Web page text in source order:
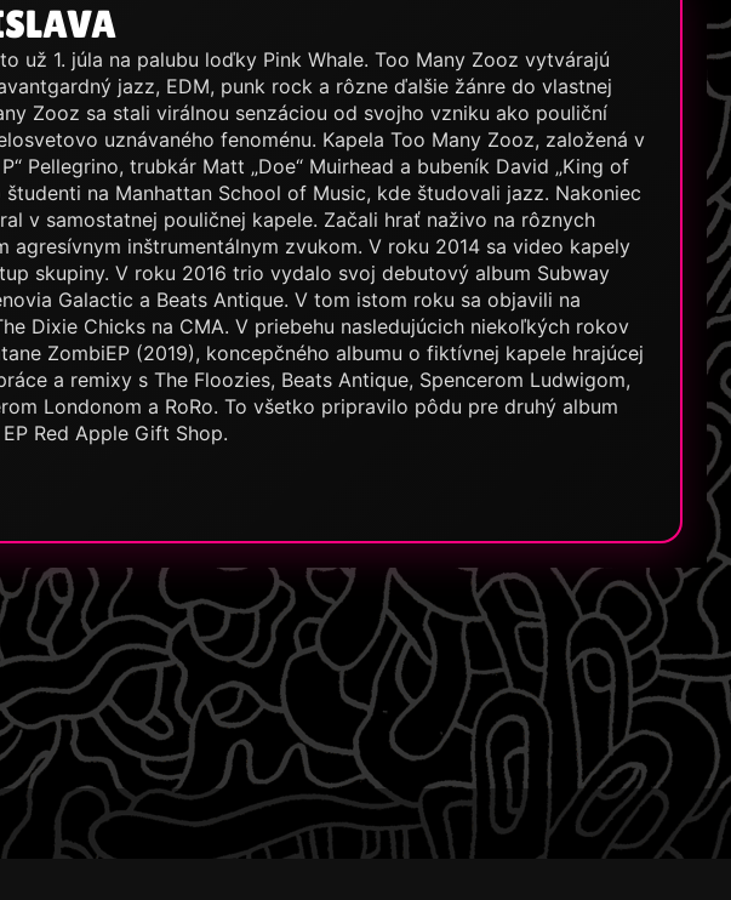
už 1. júla na palubu loďky Pink Whale. Too Many Zooz vytvárajú
jazz, EDM, punk rock a rôzne ďalšie žánre do vlastnej
Zooz sa stali virálnou senzáciou od svojho vzniku ako pouliční
uznávaného fenoménu. Kapela Too Many Zooz, založená v
Pellegrino, trubkár Matt „Doe“ Muirhead a bubeník David „King of
na Manhattan School of Music, kde študovali jazz. Nakoniec
v samostatnej pouličnej kapele. Začali hrať naživo na rôznych
inštrumentálnym zvukom. V roku 2014 sa video kapely
skupiny. V roku 2016 trio vydalo svoj debutový album Subway
Galactic a Beats Antique. V tom istom roku sa objavili na
Dixie Chicks na CMA. V priebehu nasledujúcich niekoľkých rokov
ZombiEP (2019), koncepčného albumu o fiktívnej kapele hrajúcej
a remixy s The Floozies, Beats Antique, Spencerom Ludwigom,
Londonom a RoRo. To všetko pripravilo pôdu pre druhý album
Red Apple Gift Shop.